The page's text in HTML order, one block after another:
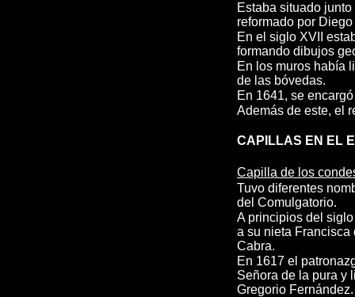
Estaba situado
reformado por
En el siglo XVII
formando dibujos
En los muros había
de las bóvedas.
En 1641, se
Además de este, el
CAPILLAS EN EL
Capilla de los
Tuvo diferentes
del Comulgatorio.
A principios del
a su nieta Francisca
Cabra.
En 1617 el
Señora de la pura y
Gregorio Fernández.